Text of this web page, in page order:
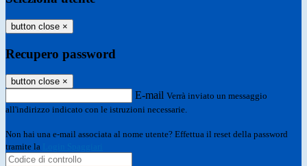
button close ×
Recupero password
button close ×
E-mail Verrà inviato un messaggio
all'indirizzo indicato con le istruzioni necessarie.
Non hai una e-mail associata al nome utente? Effettua il reset della password
tramite la